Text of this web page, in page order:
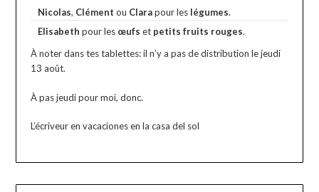
Nicolas, Clémentou Clarapour les légumes.
Elisabethpour les œufset petits fruits rouges.
À noter dans tes tablettes: il n’y a pas de distribution le jeudi
13 août.
À pas jeudi pour moi, donc.
L’écriveur en vacaciones en la casa del sol